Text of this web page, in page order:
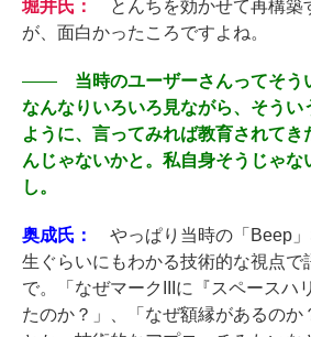
堀井氏：
とんちを効かせて再構築
が、面白かったころですよね。
――当時のユーザーさんってそう
なんなりいろいろ見ながら、そうい
ように、言ってみれば教育されてき
んじゃないかと。私自身そうじゃな
し。
奥成氏：
やっぱり当時の「Beep
生ぐらいにもわかる技術的な視点で
で。「なぜマークIIIに『スペースハ
たのか？」、「なぜ額縁があるのか